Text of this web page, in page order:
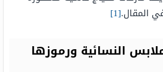
المقال.[1]
النسائية ورموزها